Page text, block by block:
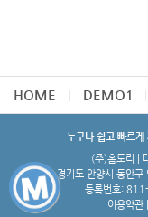
HOME DEMO1
누구나 쉽고 빠르게
(주)홈토리 |
경기도 안양시 동안
등록번호:
이용약관|